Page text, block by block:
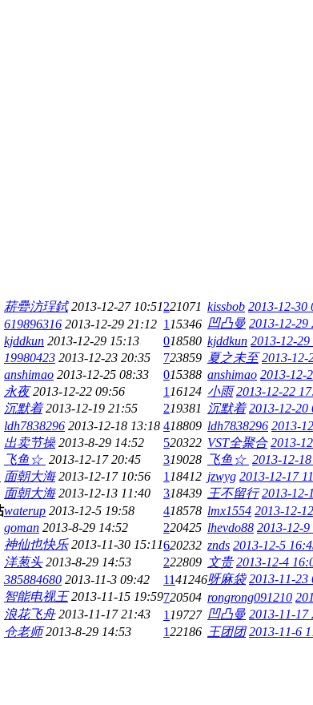
菥疉汸珵鉽 2013-12-27 10:51221071 kissbob 2013-12-30
619896316 2013-12-29 21:12 1 15346 凹凸曼 2013-12-29
kjddkun 2013-12-29 15:13 018580 kjddkun 2013-12-29
19980423 2013-12-23 20:35 723859 夏之未至 2013-12-
anshimao 2013-12-25 08:33 015388 anshimao 2013-12-
永夜 2013-12-22 09:56 1 16124 小雨 2013-12-22
沉默着 2013-12-19 21:55 219381 沉默着 2013-12-20
ldh7838296 2013-12-18 13:18 418809 ldh7838296 2013-
出卖节操 2013-8-29 14:52 520322 VST全聚合 2013-
飞鱼☆ 2013-12-17 20:45 319028 飞鱼☆ 2013-12-
面朝大海 2013-12-17 10:56 1 18412 jzwyg 2013-12-17
面朝大海 2013-12-13 11:40 318439 王不留行 2013-12-
waterup 2013-12-5 19:58 418578 lmx1554 2013-12-
goman 2013-8-29 14:52 220425 lhevdo88 2013-12-9
神仙也快乐 2013-11-30 15:11620232 znds 2013-12-5
洋葱头 2013-8-29 14:53 222809 文贵 2013-12-4
385884680 2013-11-3 09:42 1141246呀麻袋 2013-11-23
智能电视王 2013-11-15 19:59720504 rongrong091210
浪花飞舟 2013-11-17 21:43 1 19727 凹凸曼 2013-11-17
仓老师 2013-8-29 14:53 122186 王团团 2013-11-6